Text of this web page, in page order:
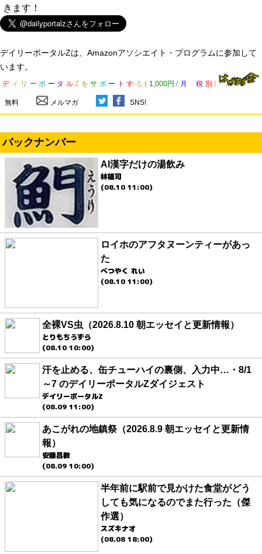
きます！
デイリーポータルZは、Amazonアソシエイト・プログラムに参加して
います。
デ イ リ ー ポ ー タ ル Z を サ ポ ー ト す る ( 1,000円 / 月 税 別 )
無料 メルマガ SNS!
バックナンバー
AI漢字だけの湯飲み
林雄司
(08.10 11:00)
ロイホのアフタヌーンティーがあっ
た
べつやく れい
(08.10 11:00)
全裸VS虫（2026.8.10 朝エッセイと更新情報）
とりもちうずら
(08.10 10:00)
汗を止める、缶チューハイの裏側、入力中…・8/1
～7 のデイリーポータルZダイジェスト
デイリーポータルZ
(08.09 11:00)
あこがれの地鎮祭（2026.8.9 朝エッセイと更新情
報）
安藤昌教
(08.09 10:00)
半年前に駅前で見かけた食堂がどう
しても気になるのでまた行った（傑
作選）
スズキナオ
(08.08 18:00)